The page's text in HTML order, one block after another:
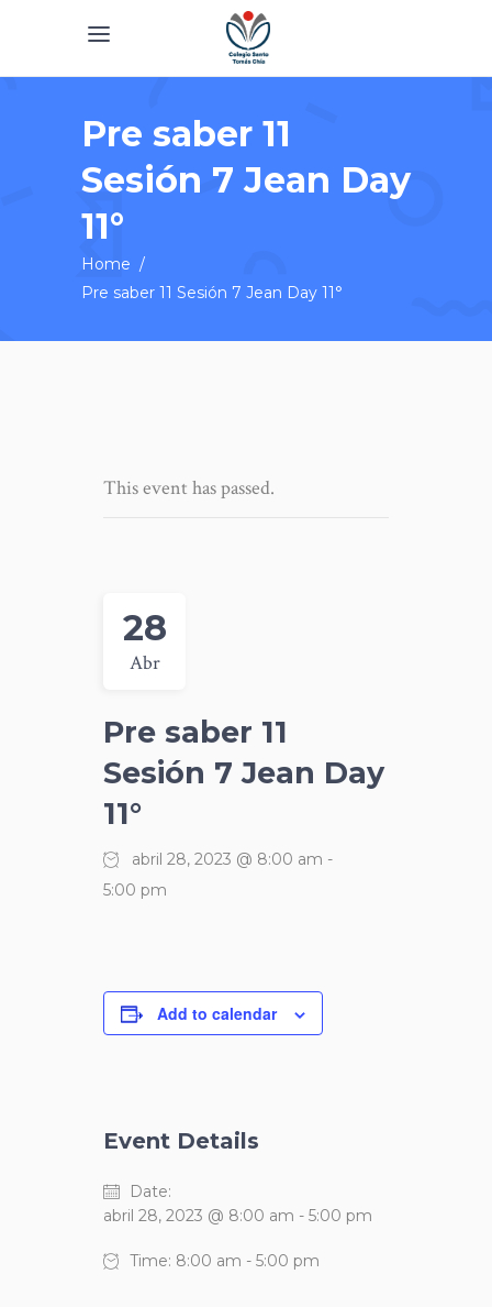
Pre saber 11
Sesión 7 Jean Day
11°
Home /
Pre saber 11 Sesión 7 Jean Day 11°
This event has passed.
28
Abr
Pre saber 11
Sesión 7 Jean Day
11°
abril 28, 2023 @ 8:00 am -
5:00 pm
Add to calendar
Event Details
Date:
abril 28, 2023 @ 8:00 am - 5:00 pm
Time: 8:00 am - 5:00 pm